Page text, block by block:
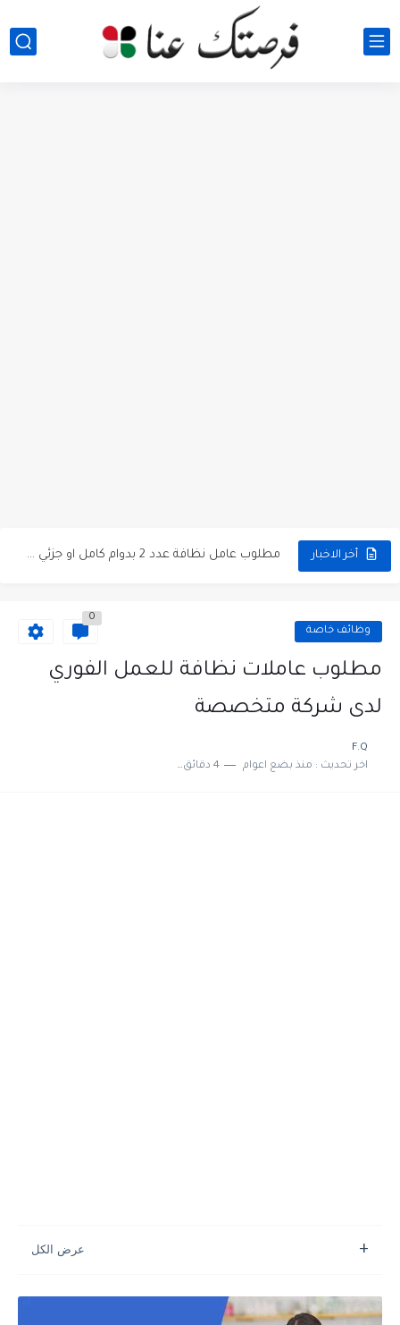
أخر الاخبار تعلن مؤسسة التعليم لأجل التوظيف الأردنية وبالشراكة مع أكاديمية جولانسرالمجاني
مسؤول مبيعات وتسويق المستلزمات الطبية وظائف خاصة
0
مطلوب عاملات نظافة للعمل الفوري
لدى شركة متخصصة
F.Q
اخر تحديث : منذ بضع اعوام 4 دقائق للقراءة